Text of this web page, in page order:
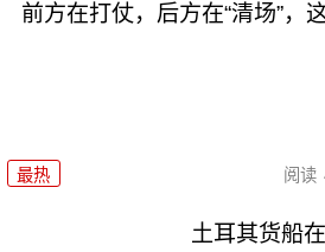
前方在打仗，后方在“清场”，
最热 阅读
土耳其货船